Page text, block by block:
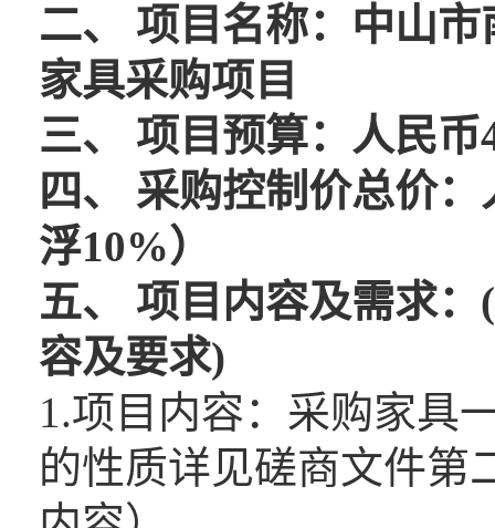
二、 项目名称： 中山市
家具采购项目
三、 项目预算：人民币
四、 采购控制价总价：
浮10%）
五、 项目内容及需求
容及要求)
1.项目内容：采购家具
的性质详见磋商文件第